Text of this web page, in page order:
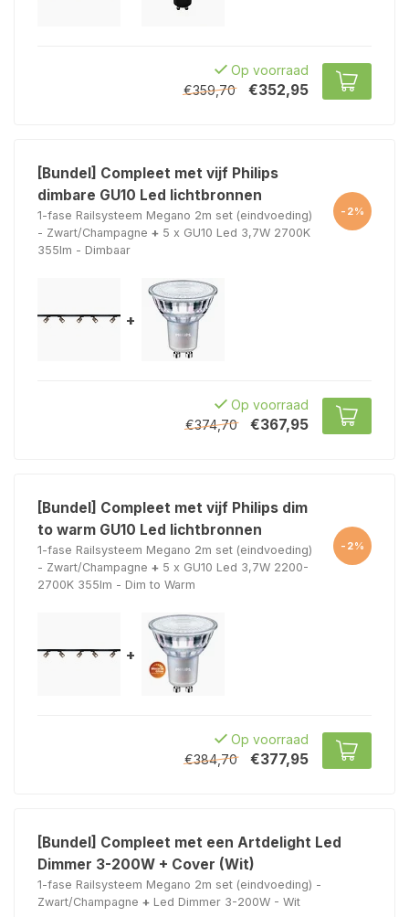
Op voorraad
€359,70
€352,95
[Bundel] Compleet met vijf Philips
dimbare GU10 Led lichtbronnen
1-fase Railsysteem Megano 2m set (eindvoeding)
- Zwart/Champagne + 5 x GU10 Led 3,7W 2700K
355lm - Dimbaar
-2%
+
Op voorraad
€374,70
€367,95
[Bundel] Compleet met vijf Philips dim
to warm GU10 Led lichtbronnen
1-fase Railsysteem Megano 2m set (eindvoeding)
- Zwart/Champagne + 5 x GU10 Led 3,7W 2200-
2700K 355lm - Dim to Warm
-2%
+
Op voorraad
€384,70
€377,95
[Bundel] Compleet met een Artdelight Led
Dimmer 3-200W + Cover (Wit)
1-fase Railsysteem Megano 2m set (eindvoeding) -
Zwart/Champagne + Led Dimmer 3-200W - Wit